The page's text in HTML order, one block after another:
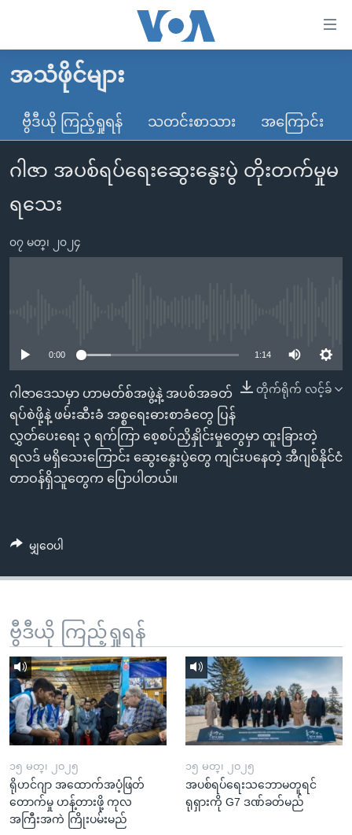
လွယ်ကူ
သည့်
Link
များ
ပင်မ
သို့
စာမျက်နှာ
သို့
ကျော်
ကြည့်
ရန်
နေရာ
မူလစာမျက်နှာ
မြန်မာ
ကမ္ဘာ့သတင်းများ
နိုင်ငံတကာ
အစ္စရေး-ပါလက်စတိုင်း
ဗွီဒီယို
ရပ်ဝန်းတခု လမ်းတခု အလွန်
အင်္ဂလိပ်စာလေ့လာမယ်
ဗွီအိုအေ လူမှုကွန်ယက်များ
အသံဖိုင်များ
ဗွီဒီယို ကြည့်ရှုရန် သတင်းစာသား အကြောင်း
ဂါဇာ အပစ်ရပ်ရေးဆွေးနွေးပွဲ တိုးတက်မှုမ
ရသေး
၀၇ မတ္၊ ၂၀၂၄
0:00 1:14
တိုက်ရိုက် လင့်ခ်
ဂါဇာဒေသမှာ ဟာမတ်စ်အဖွဲ့နဲ့ အပစ်အခတ်
ရပ်စဲဖို့နဲ့ ဖမ်းဆီးခံ အစ္စရေးဓားစာခံတွေ ပြန်
လွှတ်ပေးရေး ၃ ရက်ကြာ စေ့စပ်ညှိနှိုင်းမှုတွေမှာ ထူးခြားတဲ့
ရလဒ် မရှိသေးကြောင်း ဆွေးနွေးပွဲတွေ ကျင်းပနေတဲ့ အီဂျစ်နိုင်ငံ
တာဝန်ရှိသူတွေက ပြောပါတယ်။
မျှဝေပါ
ဗွီဒီယို ကြည့်ရှုရန်
၁၅ မတ္၊ ၂၀၂၅
ရိုဟင်ဂျာ အထောက်အပံ့ဖြတ်
တောက်မှု ဟန့်တားဖို့ ကုလ
အကြီးအကဲ ကြိုးပမ်းမည်
၁၅ မတ္၊ ၂၀၂၅
အပစ်ရပ်ရေးသဘောမတူရင်
ရုရှားကို G7 ဒဏ်ခတ်မည်